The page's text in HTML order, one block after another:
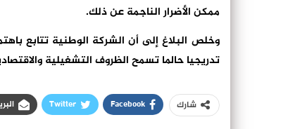
ممكن الأضرار الناجمة عن ذلك.
وخلص البلاغ إلى أن الشركة الوطنية تتابع
تدريجيا حالما تسمح الظروف التشغيلية
شارك Facebook
Twitter